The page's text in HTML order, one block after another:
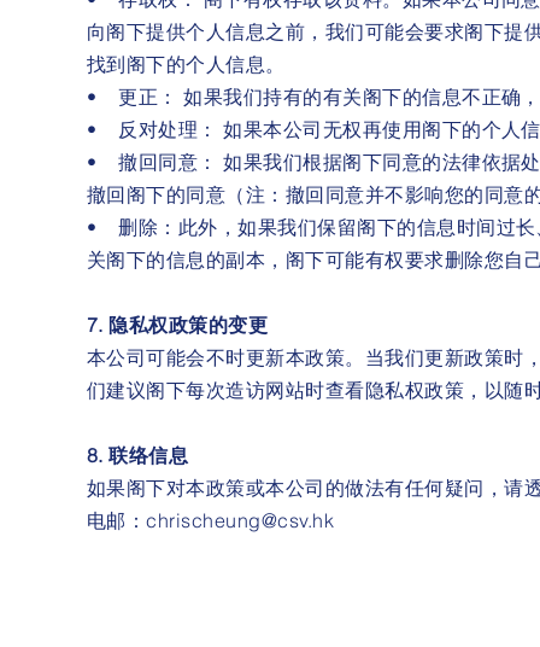
向阁下提供个人信息之前，我们可能会要求阁下提
找到阁下的个人信息。
• 更正： 如果我们持有的有关阁下的信息不正确
• 反对处理： 如果本公司无权再使用阁下的个人
• 撤回同意： 如果我们根据阁下同意的法律依据
撤回阁下的同意（注：撤回同意并不影响您的同意
• 删除：此外，如果我们保留阁下的信息时间过
关阁下的信息的副本，阁下可能有权要求删除您自
7. 隐私权政策的变更
本公司可能会不时更新本政策。当我们更新政策时
们建议阁下每次造访网站时查看隐私权政策，以随
8. 联络信息
如果阁下对本政策或本公司的做法有任何疑问，请
电邮：chrischeung@csv.hk